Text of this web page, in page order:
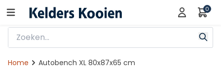
0
Home Autobench XL 80x87x65 cm